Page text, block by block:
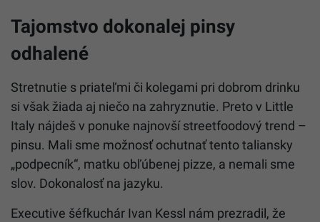
Tajomstvo dokonalej pinsy
odhalené
Stretnutie s priateľmi či kolegami pri dobrom drinku
si však žiada aj niečo na zahryznutie. Preto v Little
Italy nájdeš v ponuke najnovší streetfoodový trend –
pinsu. Mali sme možnosť ochutnať tento taliansky
„podpecník“, matku obľúbenej pizze, a nemali sme
slov. Dokonalosť na jazyku.
Executive šéfkuchár Ivan Kessl nám prezradil, že